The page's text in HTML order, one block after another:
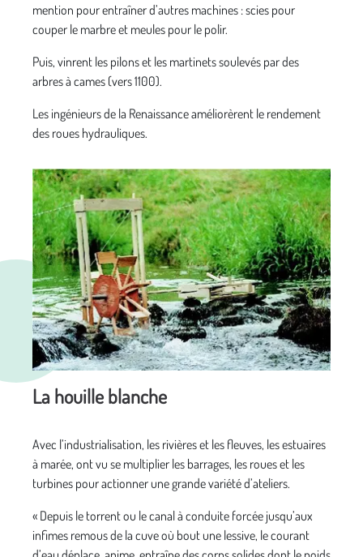
mention pour entraîner d’autres machines : scies pour
couper le marbre et meules pour le polir.
Puis, vinrent les pilons et les martinets soulevés par des
arbres à cames (vers 1100).
Les ingénieurs de la Renaissance améliorèrent le rendement
des roues hydrauliques.
La houille blanche
Avec l’industrialisation, les rivières et les fleuves, les estuaires
à marée, ont vu se multiplier les barrages, les roues et les
turbines pour actionner une grande variété d’ateliers.
« Depuis le torrent ou le canal à conduite forcée jusqu’aux
infimes remous de la cuve où bout une lessive, le courant